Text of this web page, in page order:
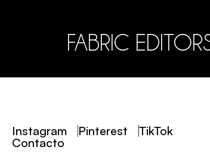
FABRIC
Instagram Pinterest
TikTok
Contacto